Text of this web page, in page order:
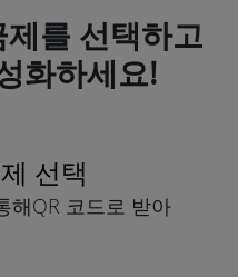
를 선택하고
화하세요!
선택
해QR 코드로 받아